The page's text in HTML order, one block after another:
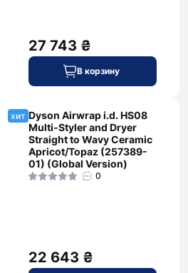
27 743 ₴
В корзину
хит Dyson Airwrap i.d. HS08
Multi-Styler and Dryer
Straight to Wavy Ceramic
Apricot/Topaz (257389-
01) (Global Version)
0
22 643 ₴